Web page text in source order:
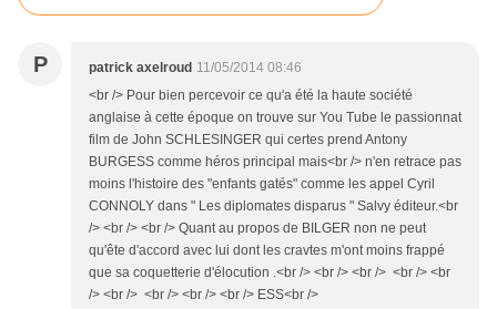
P patrick axelroud 11/05/2014 08:46
<br /> Pour bien percevoir ce qu'a été la haute société
anglaise à cette époque on trouve sur You Tube le passionnat
film de John SCHLESINGER qui certes prend Antony
BURGESS comme héros principal mais<br /> n'en retrace pas
moins l'histoire des "enfants gatés" comme les appel Cyril
CONNOLY dans " Les diplomates disparus " Salvy éditeur.<br
/> <br /> <br /> Quant au propos de BILGER non ne peut
qu'ête d'accord avec lui dont les cravtes m'ont moins frappé
que sa coquetterie d'élocution .<br /> <br /> <br /> <br /> <br
/> <br /> <br /> <br /> <br /> ESS<br />